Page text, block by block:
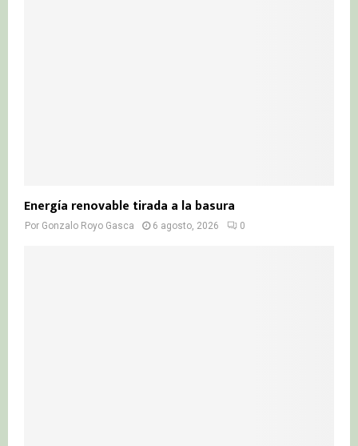
Energía renovable tirada a la basura
Por Gonzalo Royo Gasca 6 agosto, 2026 0